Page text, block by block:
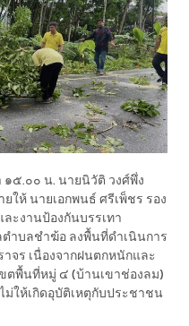
๕.๐๐ น. นายนิวัติ วงศ์พึ่ง
ห้ นายเอกพนธ์ ศรีเพ็ชร รอง
ะงานป้องกันบรรเทา
ำบลชำฆ้อ ลงพื้นที่ดำเนินการ
จร เนื่องจากฝนตกหนักและ
ตพื้นที่หมู่ ๔ (บ้านเขาช่องลม)
ให้เกิดอุบัติเหตุกับประชาชน